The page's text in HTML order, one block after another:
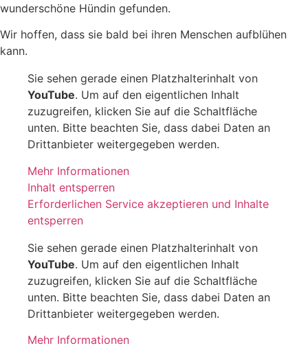
wunderschöne Hündin gefunden.
Wir hoffen, dass sie bald bei ihren Menschen aufblühen
kann.
Sie sehen gerade einen Platzhalterinhalt von
YouTube. Um auf den eigentlichen Inhalt
zuzugreifen, klicken Sie auf die Schaltfläche
unten. Bitte beachten Sie, dass dabei Daten an
Drittanbieter weitergegeben werden.
Mehr Informationen
Inhalt entsperren
Erforderlichen Service akzeptieren und Inhalte
entsperren
Sie sehen gerade einen Platzhalterinhalt von
YouTube. Um auf den eigentlichen Inhalt
zuzugreifen, klicken Sie auf die Schaltfläche
unten. Bitte beachten Sie, dass dabei Daten an
Drittanbieter weitergegeben werden.
Mehr Informationen